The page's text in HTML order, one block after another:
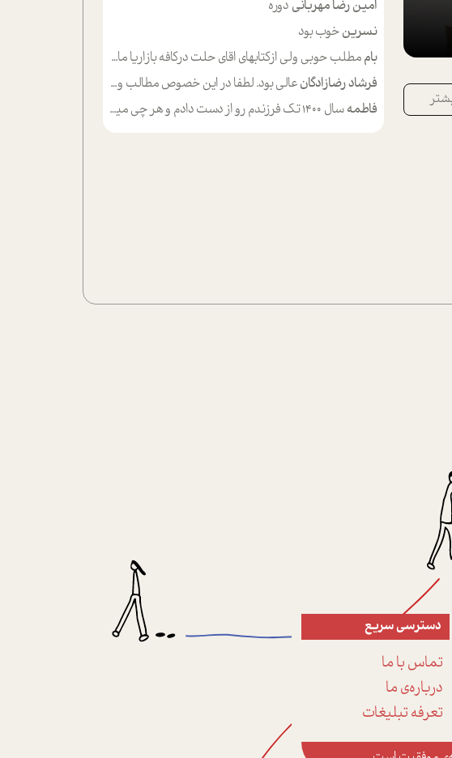
امین رضا مهربانی دوره
نسرینخوب بود
باممطلب حوبی ولی ازکتابهای اقای حلت درکافه بازاریا مایکت میزاشتن رایگان خوب بود ولی هرکدام خلاصه شده ش تومجله از طریق سایت هم خوبه اینکه درزیر اخرصفحه گذاشته شده خب ادم خبره میره نصب میکنه میخونه ولی هرکسی گوشیش ظرفیتش نداره باتشکر
فرشاد رضازادگانعالی بود. لطفا در این خصوص مطالب و مثال های بیشتر ی ارایه دهید
فاطمهسال ۱۴۰۰ تک فرزندم رو از دست دادم و هر چی میگذره حالم بدتر میشه و دلتنگتر تنایی رو ترجیح دادم و معاشرت برام سخت شده
دسترسی سریع
تماس با ما
درباره‌ی ما
تعرفه تبلیغات